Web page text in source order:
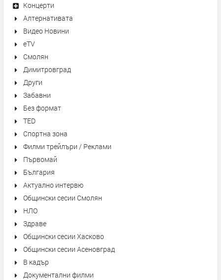
Концерти
Алтернативата
Видео Новини
eTV
Смолян
Димитровград
Други
Забавни
Без формат
TED
Спортна зона
Филми трейлъри / Реклами
Първомай
България
Актуално интервю
Общински сесии Смолян
НЛО
Здраве
Общински сесии Хасково
Общински сесии Асеновград
В кадър
Документални филми